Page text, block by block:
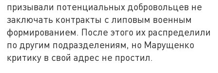
призывали потенциальных добровольцев не
заключать контракты с липовым военным
формированием. После этого их распределили
по другим подразделениям, но Марущенко
критику в свой адрес не простил.